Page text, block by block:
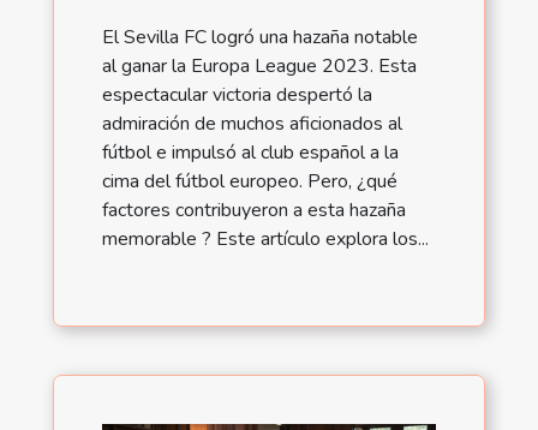
El Sevilla FC logró una hazaña notable
al ganar la Europa League 2023. Esta
espectacular victoria despertó la
admiración de muchos aficionados al
fútbol e impulsó al club español a la
cima del fútbol europeo. Pero, ¿qué
factores contribuyeron a esta hazaña
memorable ? Este artículo explora los...